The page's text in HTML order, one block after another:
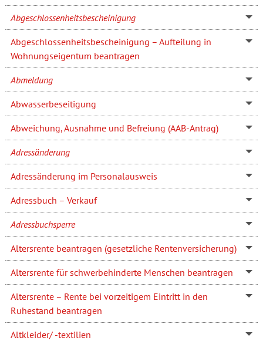
Abgeschlossenheitsbescheinigung
Abgeschlossenheitsbescheinigung – Aufteilung in
Wohnungseigentum beantragen
Abmeldung
Abwasserbeseitigung
Abweichung, Ausnahme und Befreiung (AAB-Antrag)
Adressänderung
Adressänderung im Personalausweis
Adressbuch – Verkauf
Adressbuchsperre
Altersrente beantragen (gesetzliche Rentenversicherung)
Altersrente für schwerbehinderte Menschen beantragen
Altersrente – Rente bei vorzeitigem Eintritt in den
Ruhestand beantragen
Altkleider/ -textilien